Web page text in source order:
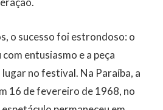
o sucesso foi estrondoso: o
entusiasmo e a peça
no festival. Na Paraíba, a
16 de fevereiro de 1968, no